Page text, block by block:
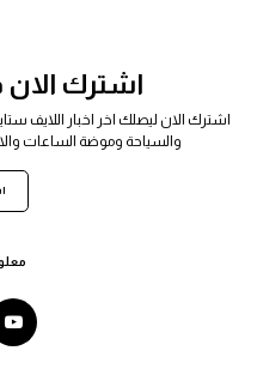
اشترك الان في ام
اشترك الان ليصلك اخر اخبار اللايف
والسياحة وموضة الساعات